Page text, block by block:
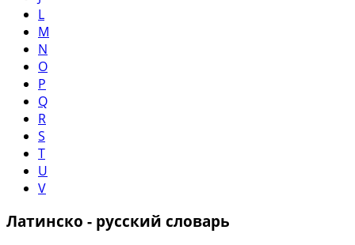
L
M
N
O
P
Q
R
S
T
U
V
Латинско - русский словарь